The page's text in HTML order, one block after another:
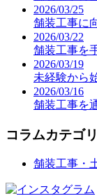
2026/03/25
舗装工事に
2026/03/22
舗装工事を
2026/03/19
未経験から
2026/03/16
舗装工事を
コラムカテゴ
舗装工事・